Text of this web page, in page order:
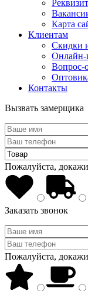
Карта
Клиентам
Скидки
Онлайн-
Вопрос-
Контакты
Вызвать замерщика
Пожалуйста,
Заказать звонок
Пожалуйста,